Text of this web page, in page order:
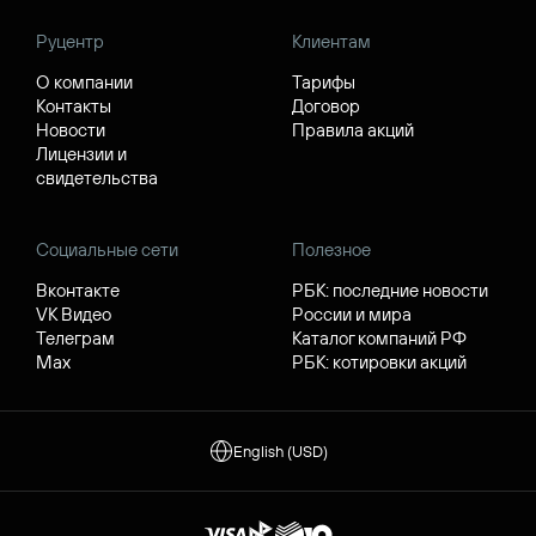
Руцентр
О компании
Контакты
Новости
Лицензии и
свидетельства
Клиентам
Тарифы
Договор
Правила акций
Социальные сети
Вконтакте
VK Видео
Телеграм
Max
Полезное
РБК: последние новости
России и мира
Каталог компаний РФ
РБК: котировки акций
English (USD)